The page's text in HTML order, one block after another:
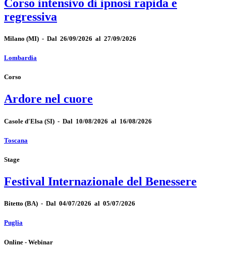
Corso intensivo di ipnosi rapida e
regressiva
Milano (MI) - Dal 26/09/2026 al 27/09/2026
Lombardia
Corso
Ardore nel cuore
Casole d'Elsa (SI) - Dal 10/08/2026 al 16/08/2026
Toscana
Stage
Festival Internazionale del Benessere
Bitetto (BA) - Dal 04/07/2026 al 05/07/2026
Puglia
Online - Webinar